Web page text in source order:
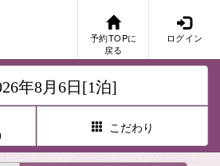
予約TOPに
戻る
ログイン
年8月6日[1泊]
こだわり